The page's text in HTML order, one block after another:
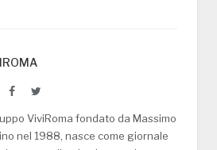
FacebookTwitter
ViviRoma fondato da Massimo
nel 1988, nasce come giornale